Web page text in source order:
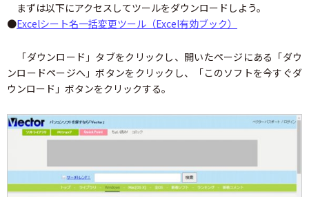
まずは以下にアクセスしてツールをダウンロードしよう。
●Excelシート名一括変更ツール（Excel有効ブック）
「ダウンロード」タブをクリックし、開いたページにある「ダウ
ンロードページへ」ボタンをクリックし、「このソフトを今すぐダ
ウンロード」ボタンをクリックする。